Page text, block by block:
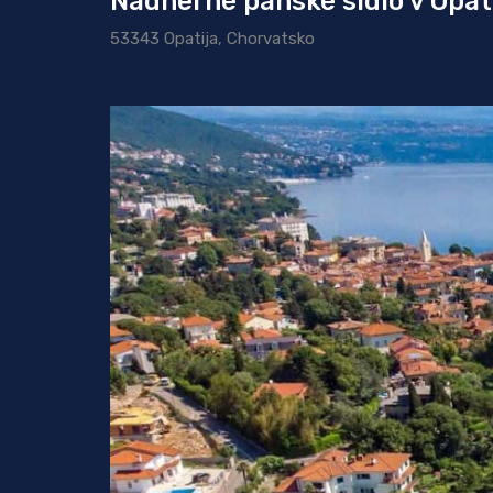
53343 Opatija, Chorvatsko